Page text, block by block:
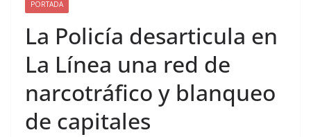
PORTADA
La Policía desarticula en
La Línea una red de
narcotráfico y blanqueo
de capitales